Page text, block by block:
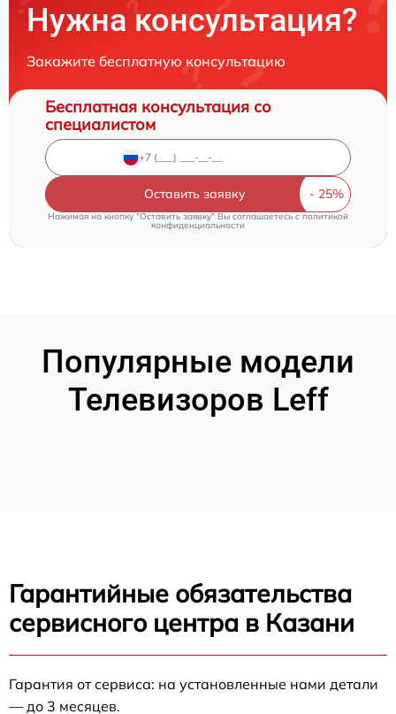
Нужна консультация?
Закажите бесплатную консультацию
Бесплатная консультация со
специалистом
Оставить заявку
Нажимая на кнопку "Оставить заявку" Вы соглашаетесь cполитикой
конфиденциальности
Популярные модели
Телевизоров Leff
Гарантийные обязательства
сервисного центра в Казани
Гарантия от сервиса: на установленные нами детали
— до 3 месяцев.